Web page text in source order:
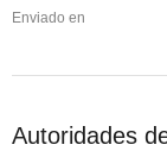
Enviado en
Autoridades